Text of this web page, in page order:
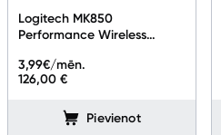
Logitech MK850
Performance Wireless
Combo EN Black
126,00 €
3,99€/mēn.
Pievienot